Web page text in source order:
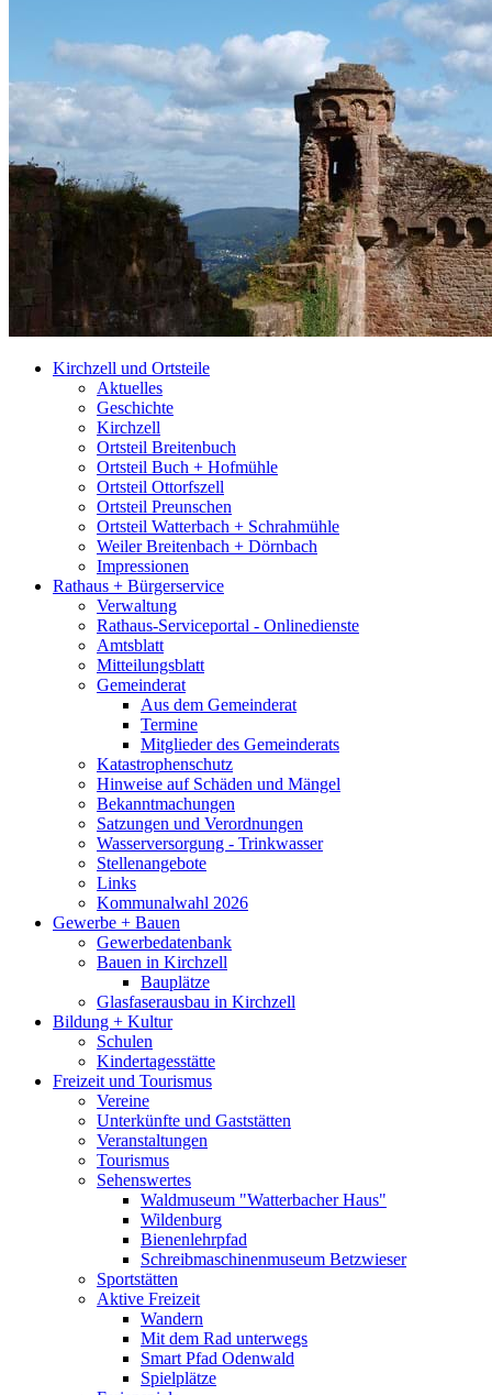
Kirchzell und Ortsteile
Aktuelles
Geschichte
Kirchzell
Ortsteil Breitenbuch
Ortsteil Buch + Hofmühle
Ortsteil Ottorfszell
Ortsteil Preunschen
Ortsteil Watterbach + Schrahmühle
Weiler Breitenbach + Dörnbach
Impressionen
Rathaus + Bürgerservice
Verwaltung
Rathaus-Serviceportal - Onlinedienste
Amtsblatt
Mitteilungsblatt
Gemeinderat
Aus dem Gemeinderat
Termine
Mitglieder des Gemeinderats
Katastrophenschutz
Hinweise auf Schäden und Mängel
Bekanntmachungen
Satzungen und Verordnungen
Wasserversorgung - Trinkwasser
Stellenangebote
Links
Kommunalwahl 2026
Gewerbe + Bauen
Gewerbedatenbank
Bauen in Kirchzell
Bauplätze
Glasfaserausbau in Kirchzell
Bildung + Kultur
Schulen
Kindertagesstätte
Freizeit und Tourismus
Vereine
Unterkünfte und Gaststätten
Veranstaltungen
Tourismus
Sehenswertes
Waldmuseum "Watterbacher Haus"
Wildenburg
Bienenlehrpfad
Schreibmaschinenmuseum Betzwieser
Sportstätten
Aktive Freizeit
Wandern
Mit dem Rad unterwegs
Smart Pfad Odenwald
Spielplätze